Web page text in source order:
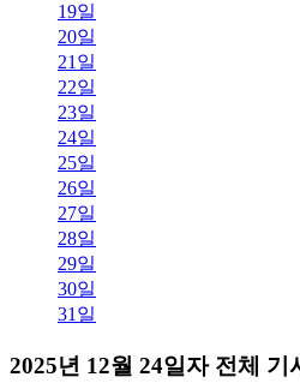
19일
20일
21일
22일
23일
24일
25일
26일
27일
28일
29일
30일
31일
2025년 12월 24일자 전체 기